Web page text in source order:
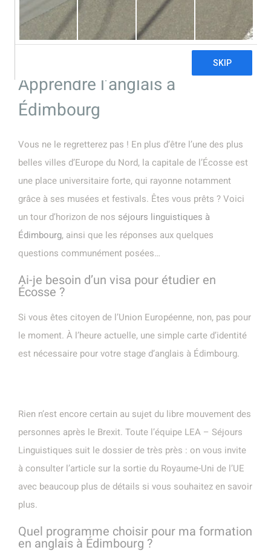
Apprendre l’anglais à
Édimbourg
Vous ne le regretterez pas ! En plus d’être l’une des plus
belles villes d’Europe du Nord, la capitale de l’Écosse est
une place universitaire forte, qui rayonne notamment
grâce à ses musées et festivals. Êtes vous prêts ? Voici
un tour d’horizon de nos séjours linguistiques à
Édimbourg, ainsi que les réponses aux quelques
questions communément posées…
Ai-je besoin d’un visa pour étudier en
Écosse ?
Si vous êtes citoyen de l’Union Européenne, non, pas pour
le moment. À l’heure actuelle, une simple carte d’identité
est nécessaire pour votre stage d’anglais à Édimbourg.
Rien n’est encore certain au sujet du libre mouvement des
personnes après le Brexit. Toute l’équipe LEA – Séjours
Linguistiques suit le dossier de très près : on vous invite
à consulter l’article sur la sortie du Royaume-Uni de l’UE
avec beaucoup plus de détails si vous souhaitez en savoir
plus.
Quel programme choisir pour ma formation
en anglais à Édimbourg ?